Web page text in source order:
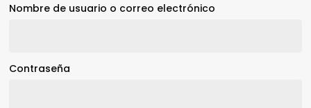
Nombre de usuario o correo electrónico
Contraseña